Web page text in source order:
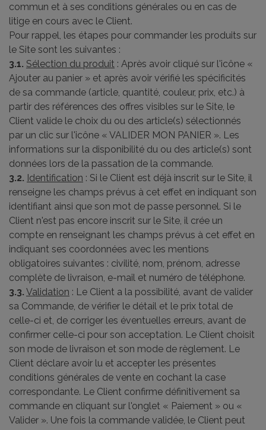
commun et à ses conditions générales ou en cas de
litige en cours avec le Client.
Pour rappel, les étapes pour commander les produits sur
le Site sont les suivantes :
3.1. Sélection du produit : Après avoir cliqué sur l'icône «
Ajouter au panier » et après avoir vérifié les spécificités
de sa commande (article, quantité, couleur, prix, etc.) à
partir des références des offres visibles sur le Site, le
Client valide le choix du ou des article(s) sélectionnés
par un clic sur l'icône « VALIDER MON PANIER ». Les
informations sur la disponibilité du ou des article(s) sont
données lors de la passation de la commande.
3.2. Identification : Si le Client est déjà inscrit sur le Site, il
renseigne les champs prévus à cet effet en indiquant son
identifiant ainsi que son mot de passe personnel. Si le
Client n'est pas encore inscrit sur le Site, il crée un
compte en renseignant les champs prévus à cet effet en
indiquant ses coordonnées avec les mentions
obligatoires suivantes : civilité, nom, prénom, adresse
complète de livraison, e-mail et numéro de téléphone.
3.3. Validation : Le Client a la possibilité, avant de valider
sa Commande, de vérifier le détail et le prix total de
celle-ci et, de corriger les éventuelles erreurs, avant de
confirmer celle-ci pour son acceptation. Le Client choisit
son mode de livraison et son mode de règlement. Le
Client déclare avoir lu et accepter les présentes
conditions générales de vente en cochant la case
correspondante. Le Client confirme définitivement sa
commande en cliquant sur l'onglet « Paiement » ou «
Valider ». Une fois la commande validée, le Client peut